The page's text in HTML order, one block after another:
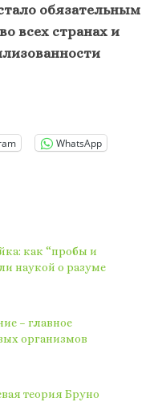
обязательным
всех странах и
WhatsApp
как “пробы и
наукой о разуме
– главное
организмов
теория Бруно